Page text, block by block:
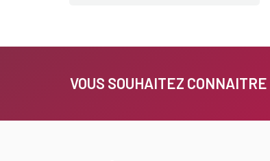
VOUS SOUHAITEZ